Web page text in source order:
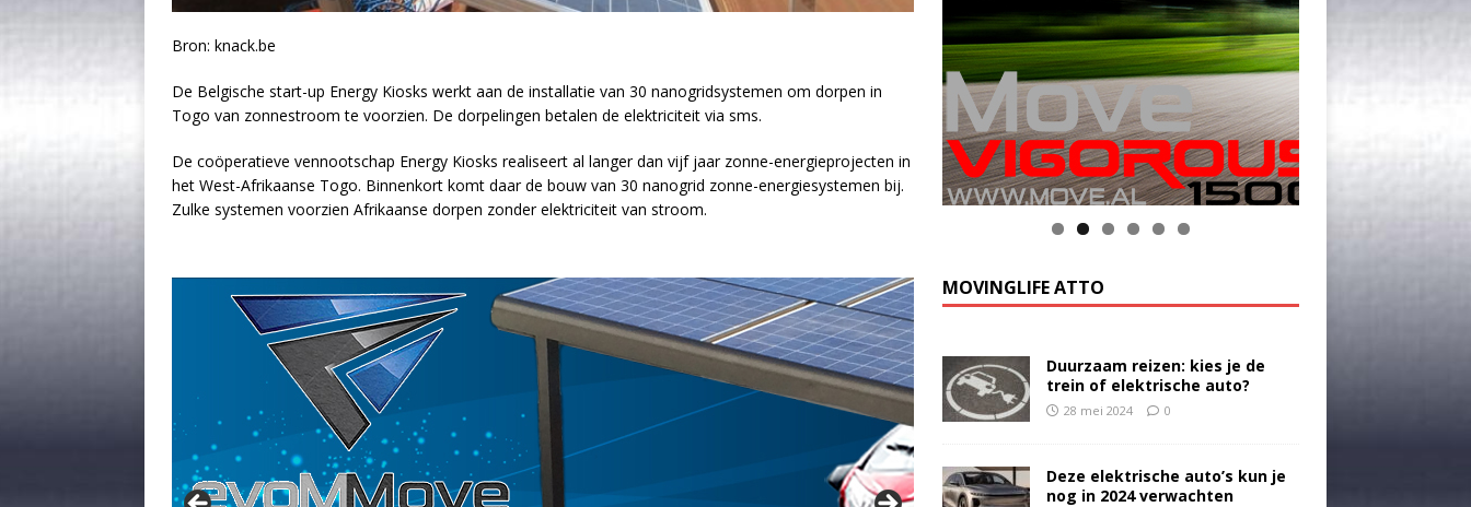
Bron: knack.be
De Belgische start-up Energy Kiosks werkt aan de installatie van 30 nanogridsystemen om dorpen in
Togo van zonnestroom te voorzien. De dorpelingen betalen de elektriciteit via sms.
De coöperatieve vennootschap Energy Kiosks realiseert al langer dan vijf jaar zonne-energieprojecten in
het West-Afrikaanse Togo. Binnenkort komt daar de bouw van 30 nanogrid zonne-energiesystemen bij.
Zulke systemen voorzien Afrikaanse dorpen zonder elektriciteit van stroom.
Klik op de foto voor meer informatie
MOVINGLIFE ATTO
Duurzaam reizen: kies je de
trein of elektrische auto?
28 mei 2024 0
Deze elektrische auto’s kun je
nog in 2024 verwachten